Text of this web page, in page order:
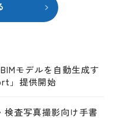
モデルを自動生成す
」提供開始
査写真撮影向け手書